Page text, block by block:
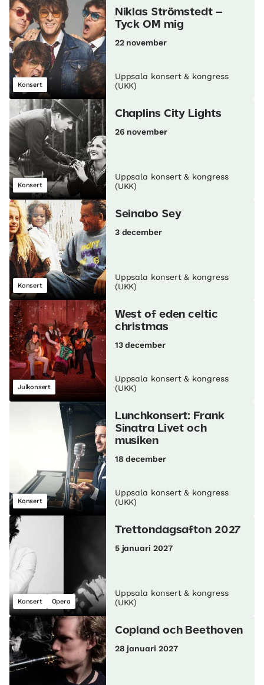
Konsert
Niklas Strömstedt –
Tyck OM mig
22 november
Uppsala konsert & kongress
(UKK)
Konsert
Chaplins City Lights
26 november
Uppsala konsert & kongress
(UKK)
Konsert
Seinabo Sey
3 december
Uppsala konsert & kongress
(UKK)
Julkonsert
West of eden celtic
christmas
13 december
Uppsala konsert & kongress
(UKK)
Konsert
Lunch­konsert: Frank
Sinatra Livet och
musiken
18 december
Uppsala konsert & kongress
(UKK)
Konsert Opera
Trettondagsafton 2027
5 januari 2027
Uppsala konsert & kongress
(UKK)
Copland och Beethoven
28 januari 2027